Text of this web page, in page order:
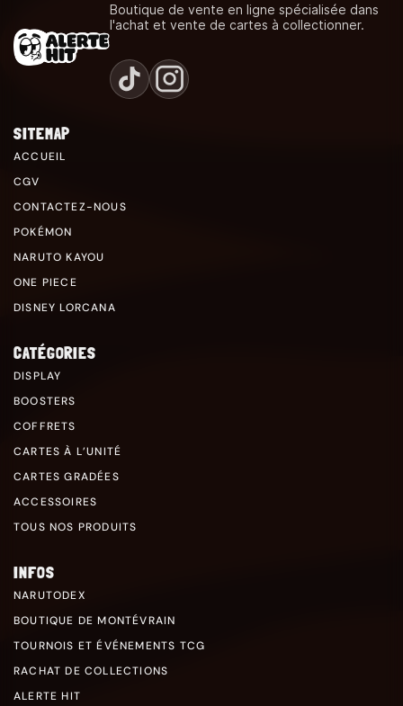
Boutique de vente en ligne spécialisée dans
l'achat et vente de cartes à collectionner.
SITEMAP
ACCUEIL
CGV
CONTACTEZ-NOUS
POKÉMON
NARUTO KAYOU
ONE PIECE
DISNEY LORCANA
CATÉGORIES
DISPLAY
BOOSTERS
COFFRETS
CARTES À L’UNITÉ
CARTES GRADÉES
ACCESSOIRES
TOUS NOS PRODUITS
INFOS
NARUTODEX
BOUTIQUE DE MONTÉVRAIN
TOURNOIS ET ÉVÉNEMENTS TCG
RACHAT DE COLLECTIONS
ALERTE HIT